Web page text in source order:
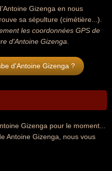
Gizenga en nous
sa sépulture (cimétière...).
les coordonnées GPS de
d'Antoine Gizenga
d'Antoine Gizenga ?
Gizenga pour le moment...
Antoine Gizenga, nous vous